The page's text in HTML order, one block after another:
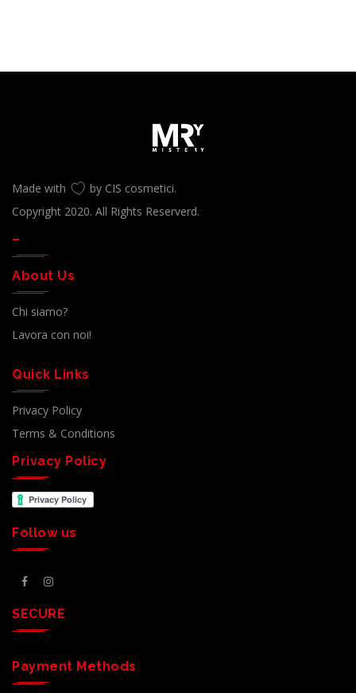
Made with
by CIS cosmetici.
Copyright 2020. All Rights Reserverd.
–
About Us
Chi siamo?
Lavora con noi!
Quick Links
Privacy Policy
Terms & Conditions
Privacy Policy
Follow us
SECURE
Payment Methods